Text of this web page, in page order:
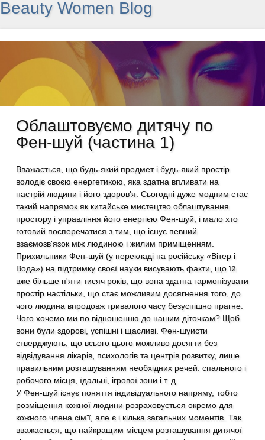
Beauty Women Blog
Облаштовуємо дитячу по
Фен-шуй (частина 1)
Вважається, що будь-який предмет і будь-який простір
володіє своєю енергетикою, яка здатна впливати на
настрій людини і його здоров'я. Сьогодні дуже модним стає
такий напрямок як китайське мистецтво облаштування
простору і управління його енергією Фен-шуй, і мало хто
готовий посперечатися з тим, що існує певний
взаємозв'язок між людиною і жилим приміщенням.
Прихильники Фен-шуй (у перекладі на російську «Вітер і
Вода») на підтримку своєї науки висувають факти, що їй
вже більше п'яти тисяч років, що вона здатна гармонізувати
простір настільки, що стає можливим досягнення того, до
чого людина впродовж тривалого часу безуспішно прагне.
Чого хочемо ми по відношенню до нашим діточкам? Щоб
вони були здорові, успішні і щасливі. Фен-шуисти
стверджують, що всього цього можливо досягти без
відвідування лікарів, психологів та центрів розвитку, лише
правильним розташуванням необхідних речей: спального і
робочого місця, їдальні, ігрової зони і т. д.
У Фен-шуй існує поняття індивідуального напряму, тобто
розміщення кожної людини розраховується окремо для
кожного члена сім'ї, але є і кілька загальних моментів. Так
вважається, що найкращим місцем розташування дитячої